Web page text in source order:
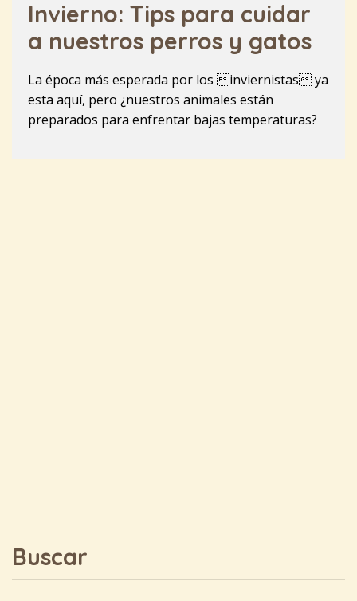
Invierno: Tips para cuidar
a nuestros perros y gatos
La época más esperada por los inviernistas ya
esta aquí, pero ¿nuestros animales están
preparados para enfrentar bajas temperaturas?
Buscar